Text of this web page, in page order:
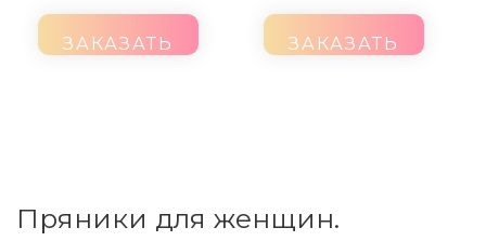
ЗАКАЗАТЬ ЗАКАЗАТЬ
Пряники для женщин.